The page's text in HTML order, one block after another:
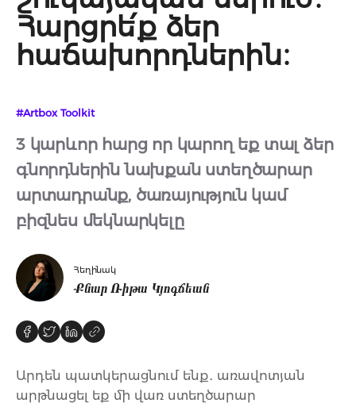
Հարցրե՛ք ձեր
հաճախորդներին։
#Artbox Toolkit
3 կարևոր հարց որ կարող եք տալ ձեր
գնորդներին նախքան ստեղծարար
արտադրանք, ծառայություն կամ
բիզնես մեկնարկելը
Հեղինակ
Քնար Ռիթա Կյոգճեան
Արդեն պատկերացնում ենք․ առավոտյան
արթնացել եք մի վառ ստեղծարար